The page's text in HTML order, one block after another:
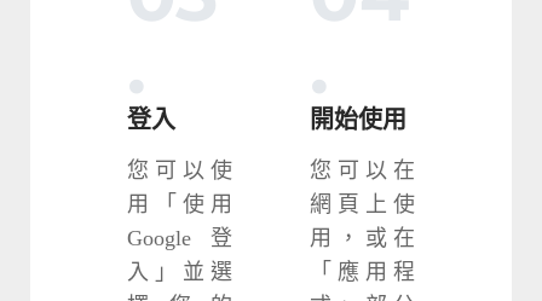
.
登入
您可以使
用「使用
Google 登
入」並選
.
開始使用
您可以在
網頁上使
用，或在
「應用程